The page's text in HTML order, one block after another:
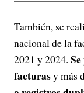
También, se
nacional de la
2021 y 2024.
facturasy más